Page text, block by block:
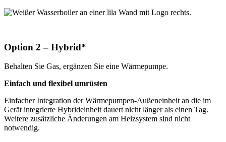
Option 2 – Hybrid*
Behalten Sie Gas, ergänzen Sie eine Wärmepumpe.
Einfach und flexibel umrüsten
Einfacher Integration der Wärmepumpen-Außeneinheit an die im
Gerät integrierte Hybrideinheit dauert nicht länger als einen Tag.
Weitere zusätzliche Änderungen am Heizsystem sind nicht
notwendig.